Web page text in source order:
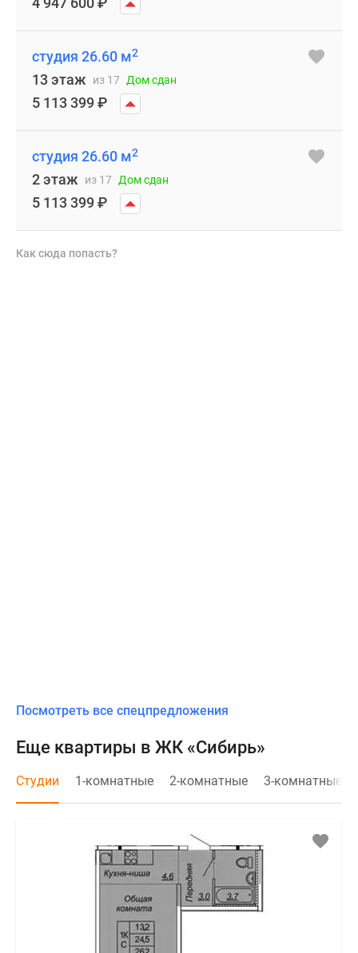
студия 26.60 м2
13 этаж из 17 Дом сдан
5 113 399₽
студия 26.60 м2
2 этаж из 17 Дом сдан
5 113 399₽
Как сюда попасть?
Посмотреть все спецпредложения
Еще квартиры в ЖК «Сибирь»
Студии 1-комнатные 2-комнатные 3-комнатные